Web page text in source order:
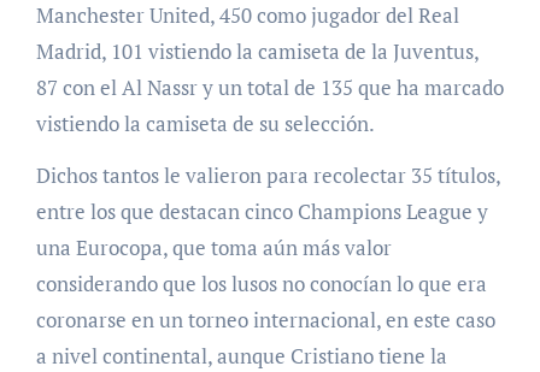
Manchester United, 450 como jugador del Real
Madrid, 101 vistiendo la camiseta de la Juventus,
87 con el Al Nassr y un total de 135 que ha marcado
vistiendo la camiseta de su selección.
Dichos tantos le valieron para recolectar 35 títulos,
entre los que destacan cinco Champions League y
una Eurocopa, que toma aún más valor
considerando que los lusos no conocían lo que era
coronarse en un torneo internacional, en este caso
a nivel continental, aunque Cristiano tiene la